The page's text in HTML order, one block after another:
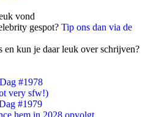
vond
gespot? Tip ons dan via de
kun je daar leuk over schrijven?
#1978
very sfw!)
#1979
hem in 2028 opvolgt